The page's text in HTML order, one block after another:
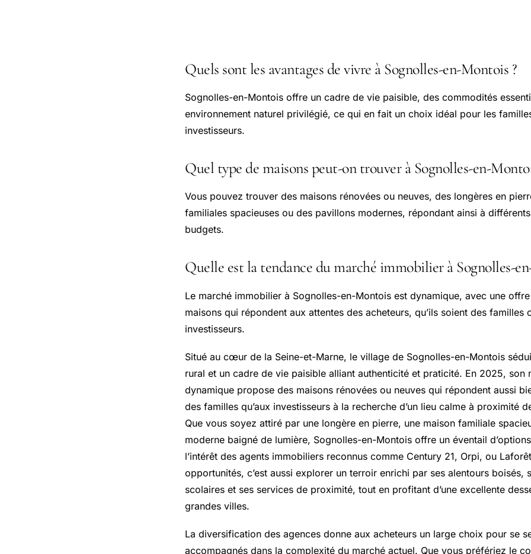
Quels sont les avantages de vivre à Sognolles-en-Montois ?
Sognolles-en-Montois offre un cadre de vie paisible, des commodités
environnement naturel privilégié, ce qui en fait un choix idéal pour les
investisseurs.
Quel type de maisons peut-on trouver à Sognolles-en-
Vous pouvez trouver des maisons rénovées ou neuves, des longères en
familiales spacieuses ou des pavillons modernes, répondant ainsi à
budgets.
Quelle est la tendance du marché immobilier à Sognolles-
Le marché immobilier à Sognolles-en-Montois est dynamique, avec une
maisons qui répondent aux attentes des acheteurs, qu’ils soient des familles
investisseurs.
Situé au cœur de la Seine-et-Marne, le village de Sognolles-en-Montois
rural et un cadre de vie paisible alliant authenticité et praticité. En 2025, son
dynamique propose des maisons rénovées ou neuves qui répondent aussi
des familles qu’aux investisseurs à la recherche d’un lieu calme à proximité
Que vous soyez attiré par une longère en pierre, une maison familiale
moderne baigné de lumière, Sognolles-en-Montois offre un éventail
l’intérêt des agents immobiliers reconnus comme Century 21, Orpi, ou
opportunités, c’est aussi explorer un terroir enrichi par ses alentours boisés,
scolaires et ses services de proximité, tout en profitant d’une excellente
grandes villes.
La diversification des agences donne aux acheteurs un large choix pour se
accompagnés dans la complexité du marché actuel. Que vous préfériez le